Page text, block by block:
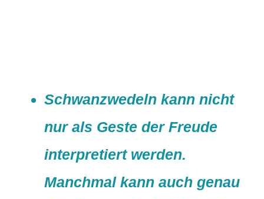
Schwanzwedeln kann nicht
nur als Geste der Freude
interpretiert werden.
Manchmal kann auch genau